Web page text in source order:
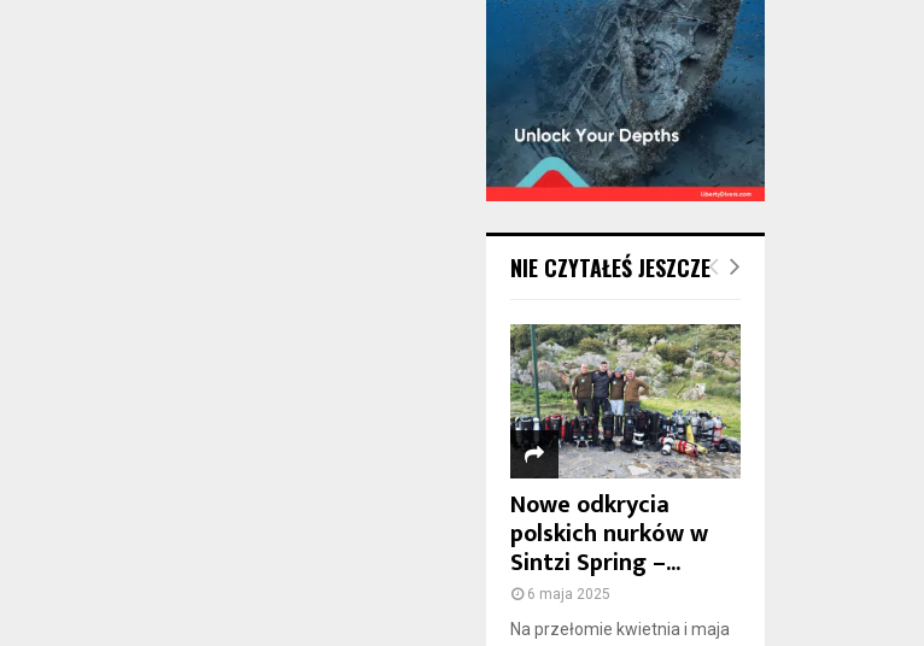
NIE CZYTAŁEŚ JESZCZE
Nowe odkrycia
polskich nurków w
Sintzi Spring –...
6 maja 2025
Na przełomie kwietnia i maja